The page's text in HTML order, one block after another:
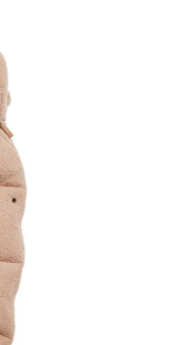
Blog
o cookies